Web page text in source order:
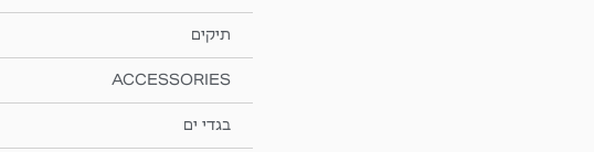
תיקים
ACCESSORIES
בגדי ים